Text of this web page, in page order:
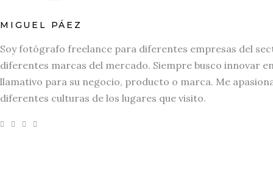
MIGUEL PÁEZ
Soy fotógrafo freelance para diferentes empresas del
diferentes marcas del mercado. Siempre busco innovar
llamativo para su negocio, producto o marca. Me
diferentes culturas de los lugares que visito.